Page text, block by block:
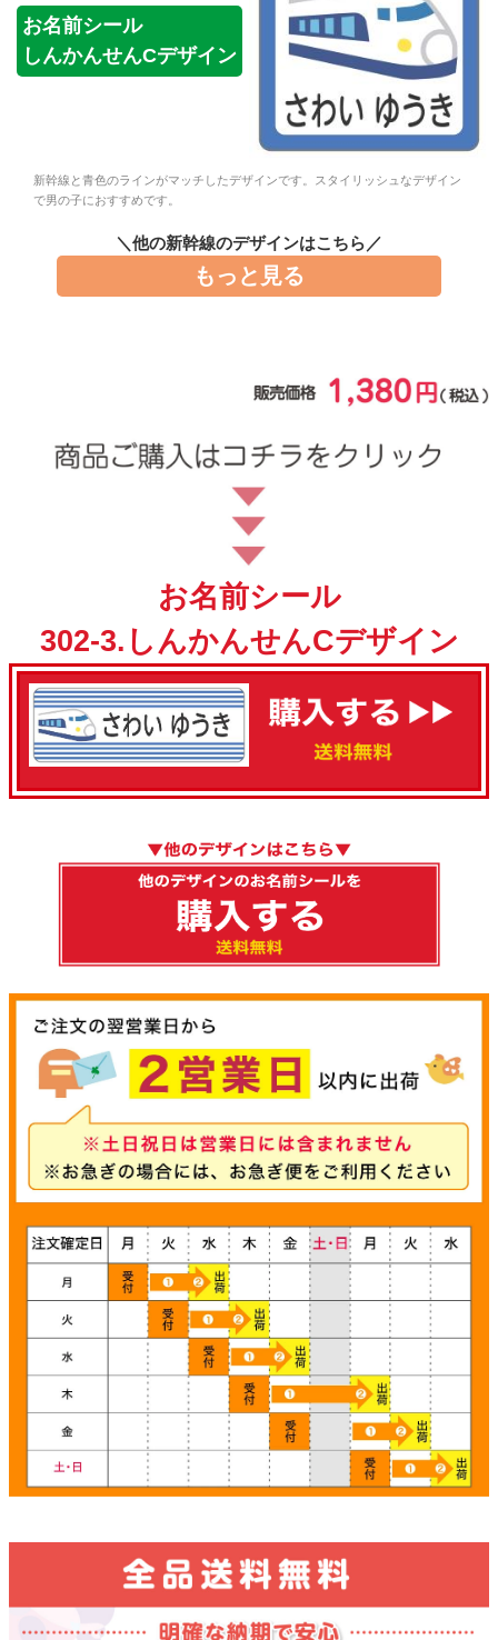
商品ガイド
会社概要
らせ
会員登録
お名前シール
しんかんせんCデザイン
新幹線と青色のラインがマッチしたデザインです。スタイリッシュなデザイン
で男の子におすすめです。
＼他の新幹線のデザインはこちら／
もっと見る
お名前シール
302-3.しんかんせんCデザイン